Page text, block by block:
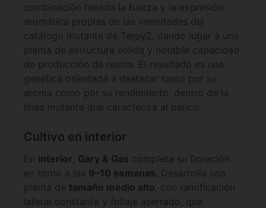
combinación hereda la fuerza y la expresión
aromática propias de las variedades del
catálogo mutante de TerpyZ, dando lugar a una
planta de estructura sólida y notable capacidad
de producción de resina. El resultado es una
genética orientada a destacar tanto por su
aroma como por su rendimiento, dentro de la
línea mutante que caracteriza al banco.
Cultivo en interior
En interior Gary & Gas completa su floración
en torno a las 9–10 semanas . Desarrolla una
planta de tamaño medio alto , con ramificación
lateral constante y follaje aserrado, que